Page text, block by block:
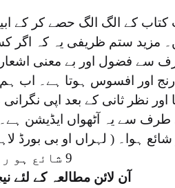
کتاب کے الگ الگ حصے کر کے
مزید ستم ظریفی یہ کہ اگر
سے فضول اور بے معنی
اور افسوس ہوتا ہے۔ اب
اور نظر ثانی کے بعد اپی
طرف سے یہ آٹھواں ایڈیشن ہے۔
شائع ہوا۔ ( لہراں او بی بورڈ
9 شائع ہو رہا ہے )۔
آن لائن مطالعہ کے لئے